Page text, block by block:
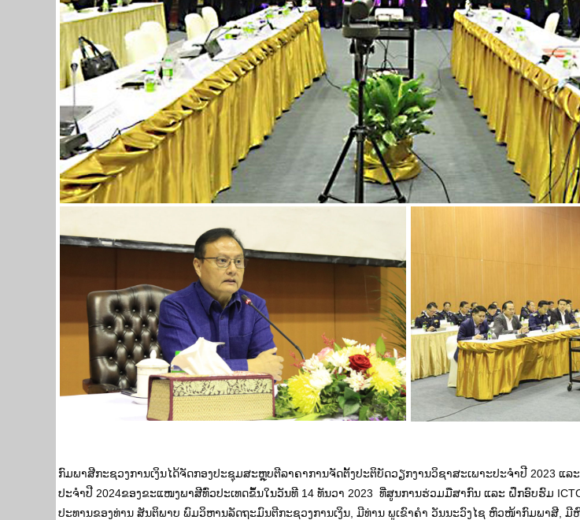
ກົມພາສີກະຊວງການເງິນໄດ້ຈັດກອງປະຊຸມສະຫຼຸບຕີລາຄາການຈັດຕັ້ງປະຕິບັດວຽກງານວິຊາສະເພາະປະຈຳປີ 2023 ແລ
ປະຈຳປີ 2024ຂອງຂະແໜງພາສີທົ່ວປະເທດຂຶ້ນໃນວັນທີ 14 ທັນວາ 2023 ທີ່ສູນການຮ່ວມມືສາກົນ ແລະ ຝຶກອົບຮົມ
ປະທານຂອງທ່ານ ສັນຕິພາບ ພົມວິຫານລັດຖະມົນຕີກະຊວງການເງິນ, ມີທ່ານ ພູເຂົາຄຳ ວັນນະວົງໄຊ ຫົວໜ້າກົມພາສີ,